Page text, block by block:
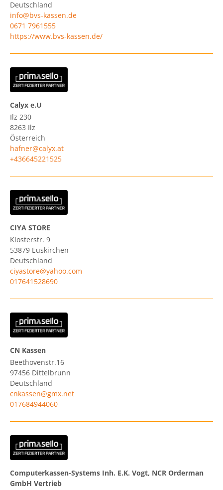
Deutschland
info@bvs-kassen.de
0671 7961555
https://www.bvs-kassen.de/
Calyx e.U
Ilz 230
8263 Ilz
Österreich
hafner@calyx.at
+436645221525
CIYA STORE
Klosterstr. 9
53879 Euskirchen
Deutschland
ciyastore@yahoo.com
017641528690
CN Kassen
Beethovenstr.16
97456 Dittelbrunn
Deutschland
cnkassen@gmx.net
017684944060
Computerkassen-Systems Inh. E.K. Vogt, NCR Orderman
GmbH Vertrieb